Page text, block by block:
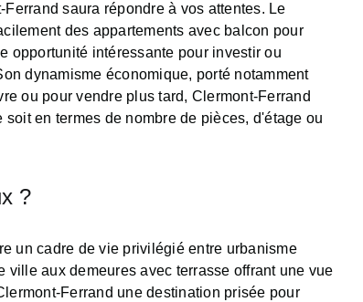
saura répondre à vos attentes. Le
des appartements avec balcon pour
opportunité intéressante pour investir ou
dynamisme économique, porté notamment
ou pour vendre plus tard, Clermont-Ferrand
en termes de nombre de pièces, d'étage ou
?
un cadre de vie privilégié entre urbanisme
aux demeures avec terrasse offrant une vue
Ferrand une destination prisée pour